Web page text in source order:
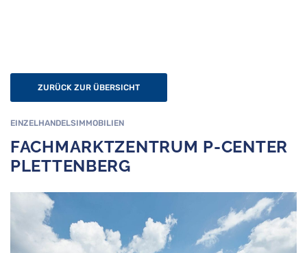
ZURÜCK ZUR ÜBERSICHT
EINZELHANDELSIMMOBILIEN
FACHMARKTZENTRUM P-CENTER
PLETTENBERG